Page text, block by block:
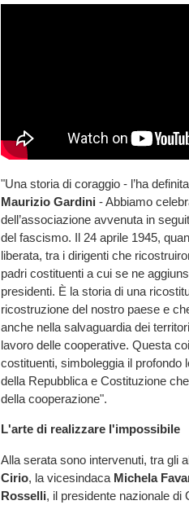
"Una storia di coraggio - l’ha
Maurizio Gardini - Abbiamo
dell’associazione avvenuta in
del fascismo. Il 24 aprile 1945,
liberata, tra i dirigenti che
padri costituenti a cui se ne
presidenti. È la storia di una
ricostruzione del nostro paese e
anche nella salvaguardia dei
lavoro delle cooperative. Questa
costituenti, simboleggia il profondo
della Repubblica e Costituzione
della cooperazione".
L'arte di realizzare l'impossibile
Alla serata sono intervenuti, tra gli
Cirio, la vicesindaca Michela
Rosselli, il presidente nazionale di